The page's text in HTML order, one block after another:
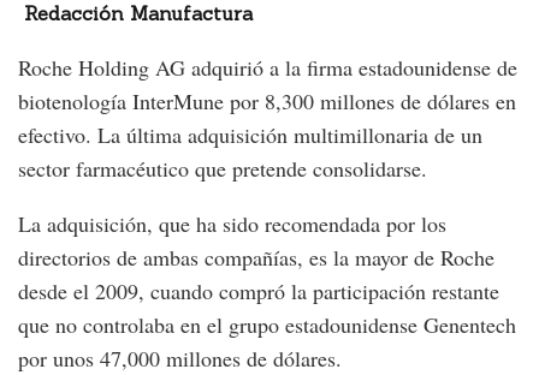
Redacción Manufactura
Roche Holding AG adquirió a la firma estadounidense de
biotenología InterMune por 8,300 millones de dólares en
efectivo. La última adquisición multimillonaria de un
sector farmacéutico que pretende consolidarse.
La adquisición, que ha sido recomendada por los
directorios de ambas compañías, es la mayor de Roche
desde el 2009, cuando compró la participación restante
que no controlaba en el grupo estadounidense Genentech
por unos 47,000 millones de dólares.